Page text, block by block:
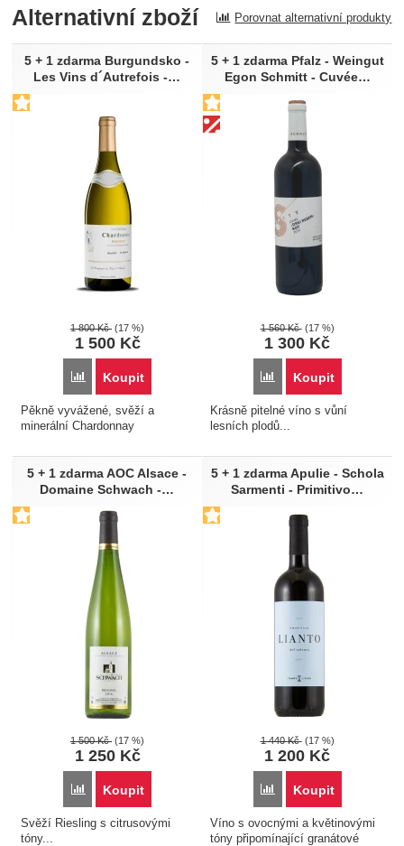
Recenze
Nebyla přidána žádná recenze.
Alternativní zboží Porovnat alternativní produkty
5 + 1 zdarma Burgundsko -
Les Vins d´Autrefois -…
1 800Kč (17 %)
1 500 Kč
Porovnat
Koupit
Pěkně vyvážené, svěží a
minerální Chardonnay
5 + 1 zdarma Pfalz - Weingut
Egon Schmitt - Cuvée…
1 560Kč (17 %)
1 300 Kč
Porovnat
Koupit
Krásně pitelné víno s vůní
lesních plodů...
5 + 1 zdarma AOC Alsace -
Domaine Schwach -…
1 500Kč (17 %)
1 250 Kč
Porovnat
Koupit
Svěží Riesling s citrusovými
tóny...
5 + 1 zdarma Apulie - Schola
Sarmenti - Primitivo…
1 440Kč (17 %)
1 200 Kč
Porovnat
Koupit
Víno s ovocnými a květinovými
tóny připomínající granátové